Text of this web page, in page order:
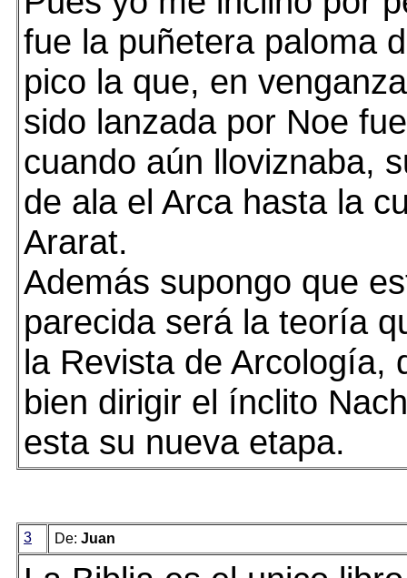
fue la puñetera paloma
pico la que, en
sido lanzada por Noe
cuando aún lloviznaba,
de ala el Arca hasta la
Ararat.
Además supongo que
parecida será la teoría
la Revista de Arcología,
bien dirigir el ínclito
esta su nueva etapa.
3 De: Juan